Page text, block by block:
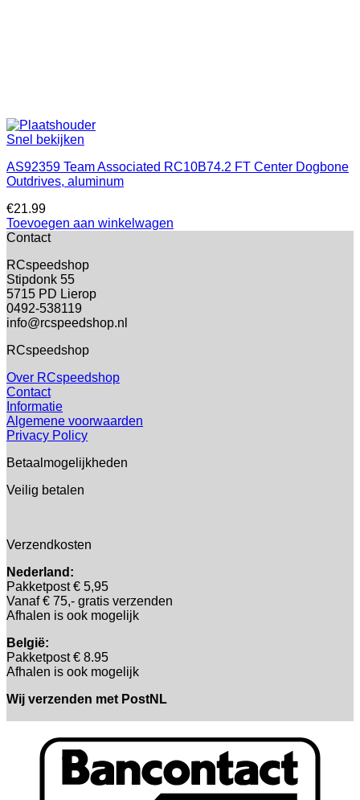
Snel bekijken
AS92359 Team Associated RC10B74.2 FT Center Dogbone
Outdrives, aluminum
€21.99
Toevoegen aan winkelwagen
Contact
RCspeedshop
Stipdonk 55
5715 PD Lierop
0492-538119
info@rcspeedshop.nl
RCspeedshop
Over RCspeedshop
Contact
Informatie
Algemene voorwaarden
Privacy Policy
Betaalmogelijkheden
Veilig betalen
Verzendkosten
Nederland:
Pakketpost € 5,95
Vanaf € 75,- gratis verzenden
Afhalen is ook mogelijk
België:
Pakketpost € 8.95
Afhalen is ook mogelijk
Wij verzenden met PostNL